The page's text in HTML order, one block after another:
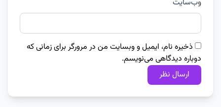
وب‌سایت
ذخیره نام، ایمیل و وبسایت من در مرورگر برای زمانی که
دوباره دیدگاهی می‌نویسم.